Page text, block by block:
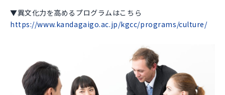
▼異文化力を高めるプログラムはこちら
https://www.kandagaigo.ac.jp/kgcc/programs/culture/